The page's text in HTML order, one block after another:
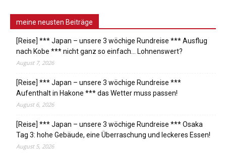
meine neusten Beiträge
[Reise] *** Japan – unsere 3 wöchige Rundreise *** Ausflug
nach Kobe *** nicht ganz so einfach… Lohnenswert?
August 7, 2026
[Reise] *** Japan – unsere 3 wöchige Rundreise ***
Aufenthalt in Hakone *** das Wetter muss passen!
August 6, 2026
[Reise] *** Japan – unsere 3 wöchige Rundreise *** Osaka
Tag 3: hohe Gebäude, eine Überraschung und leckeres Essen!
August 5, 2026